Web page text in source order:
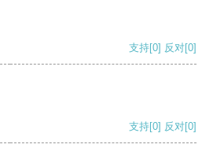
支持[0] 反对[0]
支持[0] 反对[0]